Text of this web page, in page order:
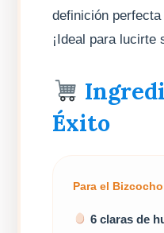
definición
¡Ideal para lucirte
Éxito
Para el
6 claras de